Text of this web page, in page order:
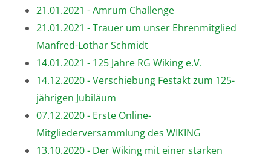
21.01.2021 - Amrum Challenge
21.01.2021 - Trauer um unser Ehrenmitglied
Manfred-Lothar Schmidt
14.01.2021 - 125 Jahre RG Wiking e.V.
14.12.2020 - Verschiebung Festakt zum 125-
jährigen Jubiläum
07.12.2020 - Erste Online-
Mitgliederversammlung des WIKING
13.10.2020 - Der Wiking mit einer starken